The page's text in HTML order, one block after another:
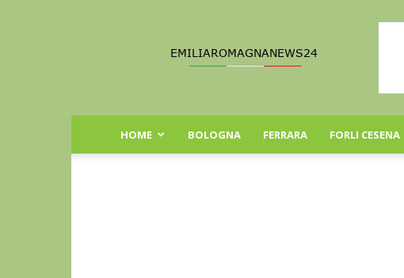
Romagna
HOME BOLOGNA FERRARA FORLI CESENA